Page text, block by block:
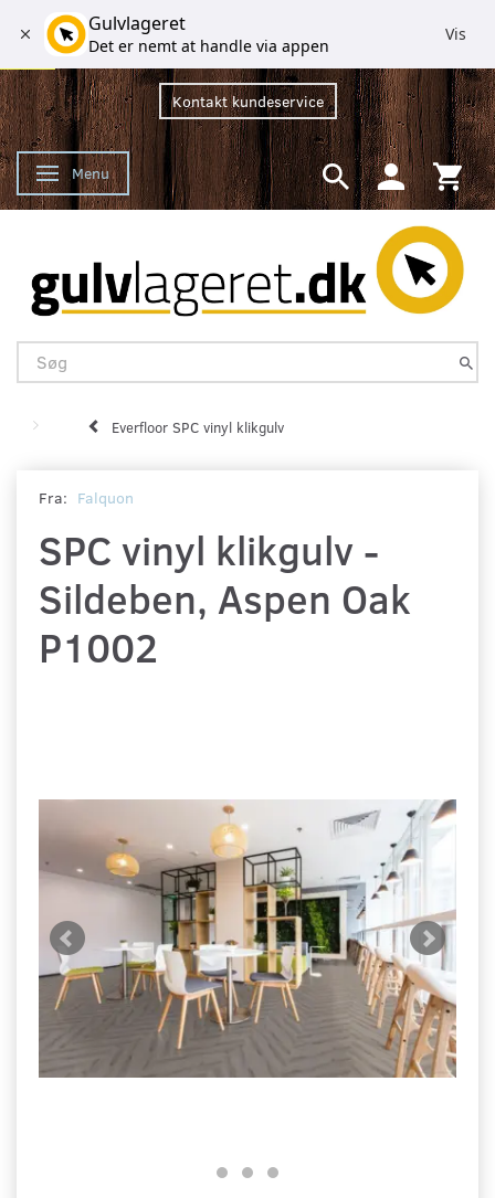
Kontakt kundeservice
Skifte navigation
Menu
Everfloor SPC vinyl klikgulv
Fra: Falquon
SPC vinyl klikgulv -
Sildeben, Aspen Oak
P1002
Gulvlageret
Det er nemt at handle via appen
Vis